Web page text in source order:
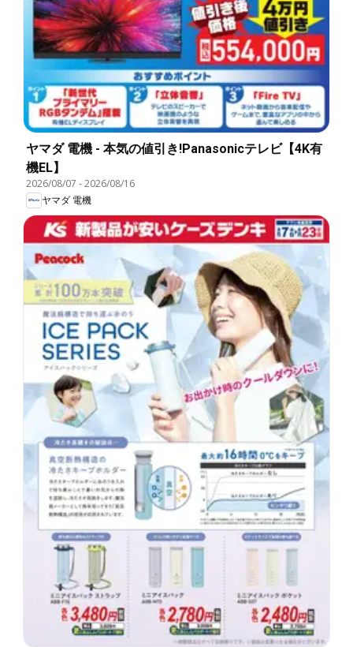
ヤマダ 電機 - 本気の値引き!Panasonicテレビ【4K有
機EL】
2026/08/07 -2026/08/16
ヤマダ 電機